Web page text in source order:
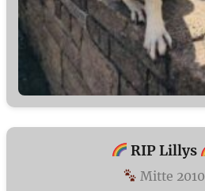
RIP Lillys
Mitte 2010